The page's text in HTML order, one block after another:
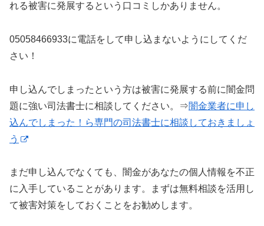
れる被害に発展するという口コミしかありません。
05058466933に電話をして申し込まないようにしてくだ
さい！
申し込んでしまったという方は被害に発展する前に闇金問
題に強い司法書士に相談してください。⇒闇金業者に申し
込んでしまった！ら専門の司法書士に相談しておきましょ
う
まだ申し込んでなくても、闇金があなたの個人情報を不正
に入手していることがあります。まずは無料相談を活用し
て被害対策をしておくことをお勧めします。